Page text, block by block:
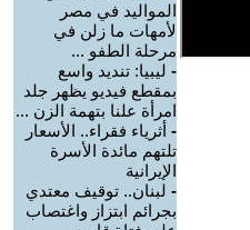
المواليد في مصر
لأمهات ما زلن في
مرحلة الطفو ...
- ليبيا: تنديد واسع
بمقطع فيديو يظهر جلد
امرأة علنا بتهمة الزن ...
- أثرياء فقراء.. الأسعار
تلتهم مائدة الأسرة
الإيرانية
- لبنان.. توقيف معتدي
بجرائم ابتزاز واغتصاب